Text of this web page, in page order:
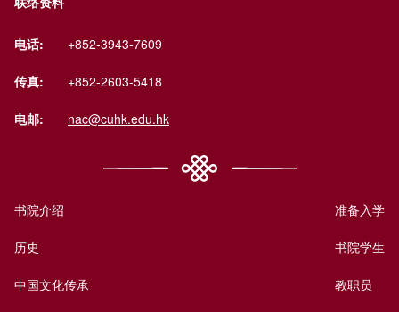
电话: +852-3943-7609
传真: +852-2603-5418
电邮: nac@cuhk.edu.hk
书院介绍
历史
中国文化传承
准备入学
书院学生
教职员